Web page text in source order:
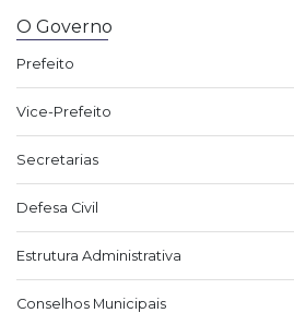
O Governo
Prefeito
Vice-Prefeito
Secretarias
Defesa Civil
Estrutura Administrativa
Conselhos Municipais